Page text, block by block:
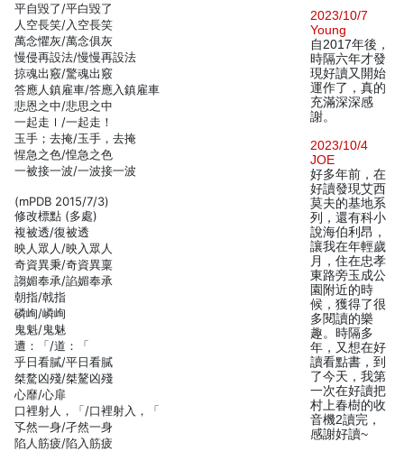
平自毀了/平白毀了
人空長笑/入空長笑
萬念懼灰/萬念俱灰
慢侵再設法/慢慢再設法
掠魂出竅/驚魂出竅
答應人鎮雇車/答應入鎮雇車
悲恩之中/悲思之中
一起走ｌ/一起走！
玉手；去掩/玉手，去掩
惺急之色/惶急之色
一被接一波/一波接一波
(mPDB 2015/7/3)
修改標點 (多處)
複被透/復被透
映人眾人/映入眾人
奇資異秉/奇資異稟
謅媚奉承/諂媚奉承
朝指/戟指
磷峋/嶙峋
鬼魁/鬼魅
遭：「/道：「
乎日看膩/平日看膩
桀騖凶殘/桀驁凶殘
心靡/心扉
口裡射人，「/口裡射入，「
孓然一身/孑然一身
陷人筋疲/陷入筋疲
2023/10/7
Young
自2017年後，
時隔六年才發
現好讀又開始
運作了，真的
充滿深深感
謝。
2023/10/4
JOE
好多年前，在
好讀發現艾西
莫夫的基地系
列，還有科小
說海伯利昂，
讓我在年輕歲
月，住在忠孝
東路旁玉成公
園附近的時
候，獲得了很
多閱讀的樂
趣。時隔多
年，又想在好
讀看點書，到
了今天，我第
一次在好讀把
村上春樹的收
音機2讀完，
感謝好讀~